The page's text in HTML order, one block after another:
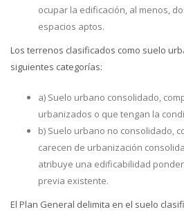
ocupar la edificación, al menos,
espacios aptos.
Los terrenos clasificados como suelo
siguientes categorías:
a) Suelo urbano consolidado,
urbanizados o que tengan la
b) Suelo urbano no consolidado,
carecen de urbanización
atribuye una edificabilidad
previa existente.
El Plan General delimita en el suelo